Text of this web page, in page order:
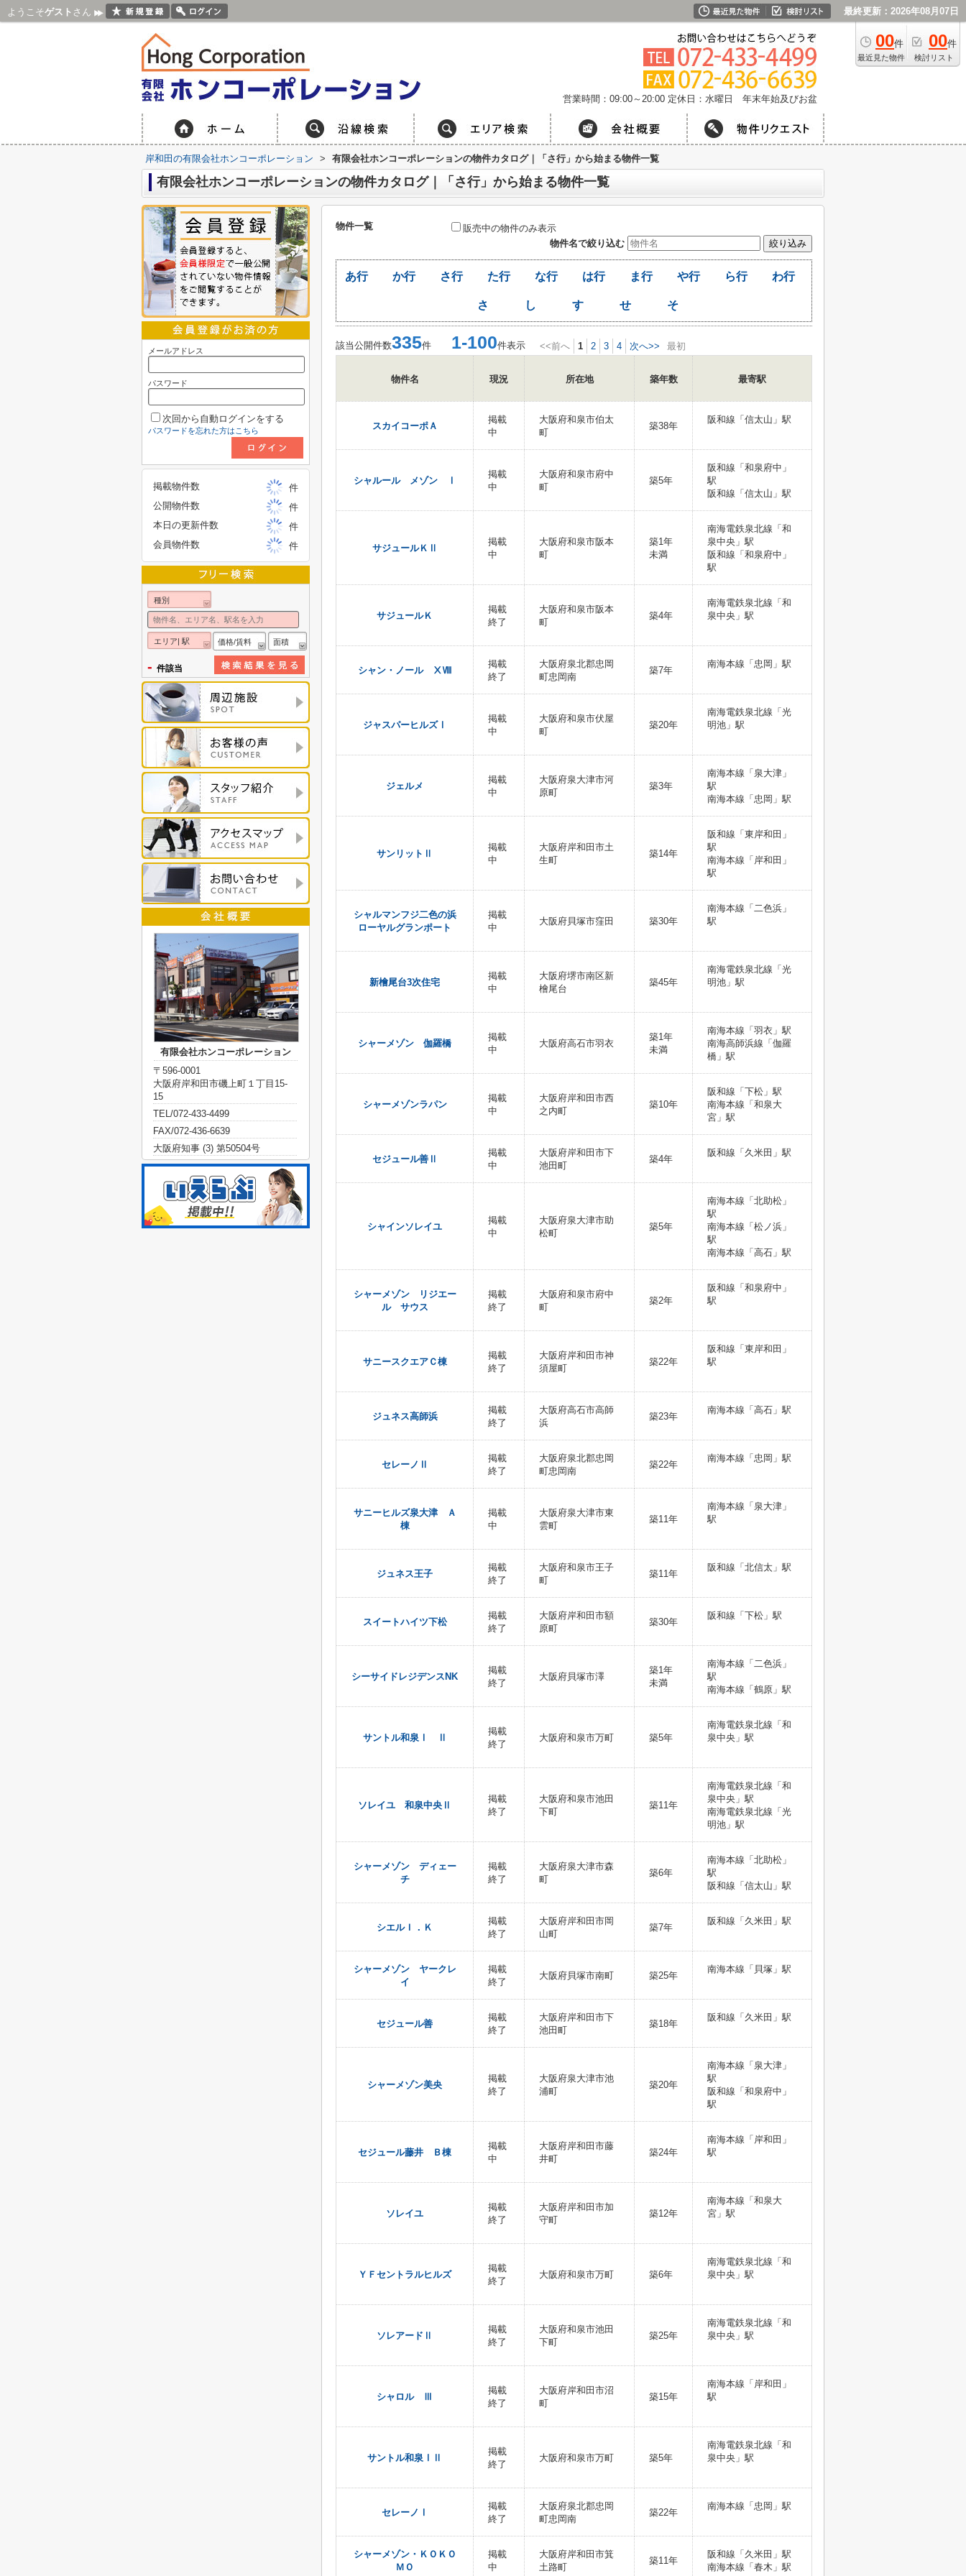
ようこそゲスト さん 最終更新：2026年08月07日
00件
最近見た物件
00件
検討リスト
営業時間：09:00～20:00 定休日：水曜日 年末年始及びお盆
岸和田の有限会社ホンコーポレーション > 有限会社ホンコーポレーションの物件カタログ｜「さ行」から始まる物件一覧
有限会社ホンコーポレーションの物件カタログ｜「さ行」から始まる物件一覧
物件一覧
販売中の物件のみ表示
物件名で絞り込む
あ行 か行 さ行 た行 な行 は行 ま行 や行 ら行 わ行
さ し す せ そ
該当公開件数335件 1-100件表示 <<前へ 1 2 3 4 次へ>> 最初
物件名 現況 所在地 築年数 最寄駅
スカイコーポＡ
掲載
中
大阪府和泉市伯太
町
築38年
阪和線「信太山」駅
シャルール メゾン Ⅰ
掲載
中
大阪府和泉市府中
町
築5年
阪和線「和泉府中」
駅
阪和線「信太山」駅
サジュールＫⅡ
掲載
中
大阪府和泉市阪本
町
築1年
未満
南海電鉄泉北線「和
泉中央」駅
阪和線「和泉府中」
駅
サジュールＫ
掲載
終了
大阪府和泉市阪本
町
築4年
南海電鉄泉北線「和
泉中央」駅
シャン・ノール ⅩⅧ
掲載
終了
大阪府泉北郡忠岡
町忠岡南
築7年
南海本線「忠岡」駅
ジャスパーヒルズⅠ
掲載
中
大阪府和泉市伏屋
町
築20年
南海電鉄泉北線「光
明池」駅
ジェルメ
掲載
中
大阪府泉大津市河
原町
築3年
南海本線「泉大津」
駅
南海本線「忠岡」駅
サンリットⅡ
掲載
中
大阪府岸和田市土
生町
築14年
阪和線「東岸和田」
駅
南海本線「岸和田」
駅
シャルマンフジ二色の浜
ローヤルグランポート
掲載
中
大阪府貝塚市窪田 築30年
南海本線「二色浜」
駅
新檜尾台3次住宅
掲載
中
大阪府堺市南区新
檜尾台
築45年
南海電鉄泉北線「光
明池」駅
シャーメゾン 伽羅橋
掲載
中
大阪府高石市羽衣
築1年
未満
南海本線「羽衣」駅
南海高師浜線「伽羅
橋」駅
シャーメゾンラパン
掲載
中
大阪府岸和田市西
之内町
築10年
阪和線「下松」駅
南海本線「和泉大
宮」駅
セジュール善Ⅱ
掲載
中
大阪府岸和田市下
池田町
築4年
阪和線「久米田」駅
シャインソレイユ
掲載
中
大阪府泉大津市助
松町
築5年
南海本線「北助松」
駅
南海本線「松ノ浜」
駅
南海本線「高石」駅
シャーメゾン リジエー
ル サウス
掲載
終了
大阪府和泉市府中
町
築2年
阪和線「和泉府中」
駅
サニースクエアＣ棟
掲載
終了
大阪府岸和田市神
須屋町
築22年
阪和線「東岸和田」
駅
ジュネス高師浜
掲載
終了
大阪府高石市高師
浜
築23年
南海本線「高石」駅
セレーノⅡ
掲載
終了
大阪府泉北郡忠岡
町忠岡南
築22年
南海本線「忠岡」駅
サニーヒルズ泉大津 Ａ
棟
掲載
中
大阪府泉大津市東
雲町
築11年
南海本線「泉大津」
駅
ジュネス王子
掲載
終了
大阪府和泉市王子
町
築11年
阪和線「北信太」駅
スイートハイツ下松
掲載
終了
大阪府岸和田市額
原町
築30年
阪和線「下松」駅
シーサイドレジデンスNK
掲載
終了
大阪府貝塚市澤
築1年
未満
南海本線「二色浜」
駅
南海本線「鶴原」駅
サントル和泉Ⅰ Ⅱ
掲載
終了
大阪府和泉市万町 築5年
南海電鉄泉北線「和
泉中央」駅
ソレイユ 和泉中央Ⅱ
掲載
終了
大阪府和泉市池田
下町
築11年
南海電鉄泉北線「和
泉中央」駅
南海電鉄泉北線「光
明池」駅
シャーメゾン ディェー
チ
掲載
終了
大阪府泉大津市森
町
築6年
南海本線「北助松」
駅
阪和線「信太山」駅
シエルＩ．Ｋ
掲載
終了
大阪府岸和田市岡
山町
築7年
阪和線「久米田」駅
シャーメゾン ヤークレ
イ
掲載
終了
大阪府貝塚市南町 築25年
南海本線「貝塚」駅
セジュール善
掲載
終了
大阪府岸和田市下
池田町
築18年
阪和線「久米田」駅
シャーメゾン美央
掲載
終了
大阪府泉大津市池
浦町
築20年
南海本線「泉大津」
駅
阪和線「和泉府中」
駅
セジュール藤井 Ｂ棟
掲載
中
大阪府岸和田市藤
井町
築24年
南海本線「岸和田」
駅
ソレイユ
掲載
終了
大阪府岸和田市加
守町
築12年
南海本線「和泉大
宮」駅
ＹＦセントラルヒルズ
掲載
終了
大阪府和泉市万町 築6年
南海電鉄泉北線「和
泉中央」駅
ソレアードⅡ
掲載
終了
大阪府和泉市池田
下町
築25年
南海電鉄泉北線「和
泉中央」駅
シャロル Ⅲ
掲載
終了
大阪府岸和田市沼
町
築15年
南海本線「岸和田」
駅
サントル和泉ⅠⅡ
掲載
終了
大阪府和泉市万町 築5年
南海電鉄泉北線「和
泉中央」駅
セレーノⅠ
掲載
終了
大阪府泉北郡忠岡
町忠岡南
築22年
南海本線「忠岡」駅
シャーメゾン・ＫＯＫＯ
ＭＯ
掲載
中
大阪府岸和田市箕
土路町
築11年
阪和線「久米田」駅
南海本線「春木」駅
メールアドレス
パスワード
次回から自動ログインをする
パスワードを忘れた方はこちら
掲載物件数
件
公開物件数
件
本日の更新件数
件
会員物件数
件
種別
エリア| 駅 価格/賃料 面積
- 件該当
有限会社ホンコーポレーション
〒596-0001
大阪府岸和田市磯上町１丁目15-
15
TEL/072-433-4499
FAX/072-436-6639
大阪府知事 (3) 第50504号